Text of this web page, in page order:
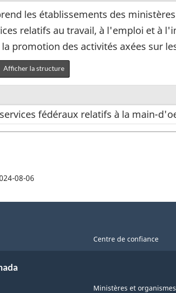
les établissements des
relatifs au travail, à l'emploi et à
promotion des activités axées sur
Afficher la structure
fédéraux relatifs à la main-
08-06
Centre de confiance
Ministères et organismes